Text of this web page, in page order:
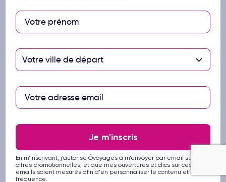
posséder un passeport biométrique, remplir en
électronique (AVE) et vous acquitter d'un
montant de 7$CAN par personne. Ce montant
https://www.canada.ca/fr/immigration-refugies-
citoyennete/services/visiter-canada/ave.html
Un séjour à l’étranger implique pour tout voyageur
de prendre certaines précautions de santé.
Renseignez-vous auprès de votre médecin
Votre ville de départ
Je m'inscris
En m’inscrivant, j’autorise Ôvoyages à m’envoyer par email ses
offres promotionnelles, et que mes ouvertures et clics sur ces
emails soient mesurés afin d'en personnaliser le contenu et la
fréquence.